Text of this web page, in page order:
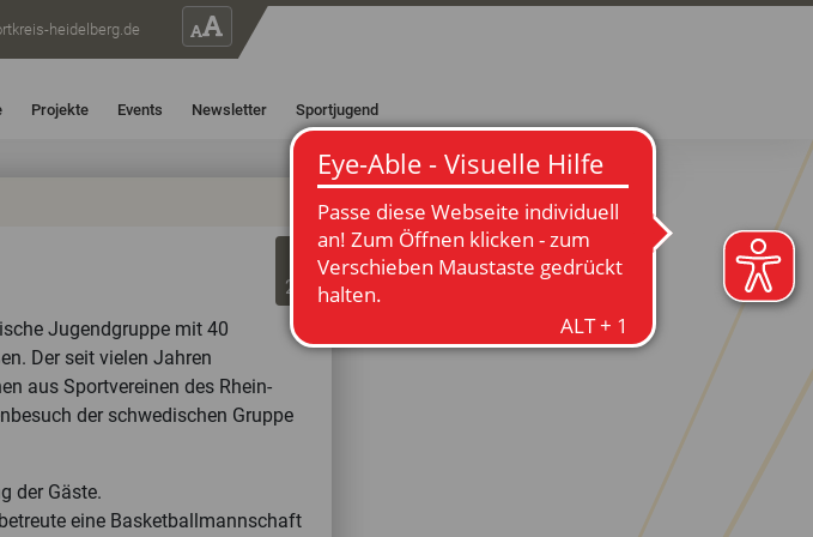
heidelberg.de
Projekte Events Newsletter Sportjugend
Aug
2025
Jugendgruppe mit 40
Der seit vielen Jahren
aus Sportvereinen des Rhein-
der schwedischen Gruppe
der Gäste.
eine Basketballmannschaft